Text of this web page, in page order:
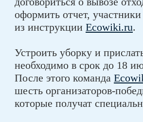
оформить отчет,
из инструкции Ecowiki.ru.
Устроить уборку и
необходимо в срок до 18
После этого команда
шесть организаторов-
которые получат